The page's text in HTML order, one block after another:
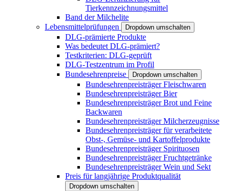
Tierkennzeichnungsmittel
Band der Milchelite
Lebensmittelprüfungen
Dropdown umschalten
DLG-prämierte Produkte
Was bedeutet DLG-prämiert?
Testkriterien: DLG-geprüft
DLG-Testzentrum im Profil
Bundesehrenpreise
Dropdown umschalten
Bundesehrenpreisträger Fleischwaren
Bundesehrenpreisträger Bier
Bundesehrenpreisträger Brot und Feine
Backwaren
Bundesehrenpreisträger Milcherzeugnisse
Bundesehrenpreisträger für verarbeitete
Obst-, Gemüse- und Kartoffelprodukte
Bundesehrenpreisträger Spirituosen
Bundesehrenpreisträger Fruchtgetränke
Bundesehrenpreisträger Wein und Sekt
Preis für langjährige Produktqualität
Dropdown umschalten